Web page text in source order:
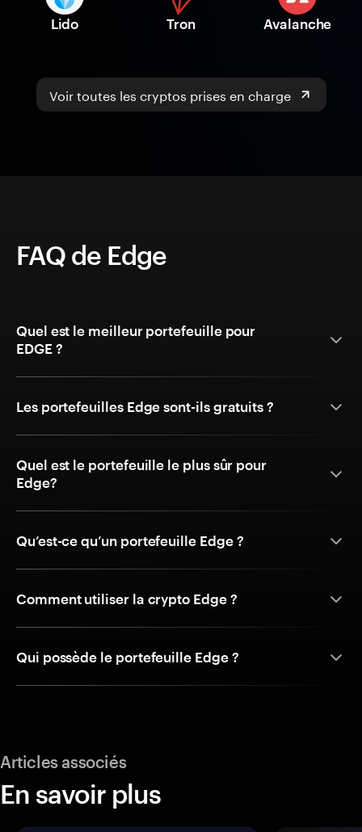
Lido Tron Avalanche
Voir toutes les cryptos prises en charge
FAQ de Edge
Quel est le meilleur portefeuille pour
EDGE ?
Les portefeuilles Edge sont-ils gratuits ?
Quel est le portefeuille le plus sûr pour
Edge?
Qu’est-ce qu’un portefeuille Edge ?
Comment utiliser la crypto Edge ?
Qui possède le portefeuille Edge ?
Articles associés
En savoir plus